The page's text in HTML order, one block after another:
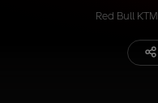
Red Bull